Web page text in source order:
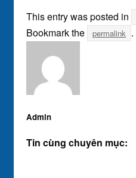
This entry was posted in
Bookmark the
permalink .
Admin
Tin cùng chuyên mục: